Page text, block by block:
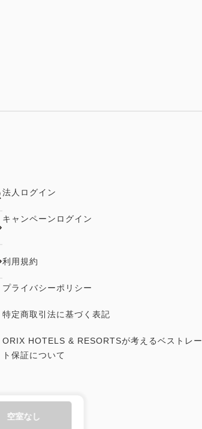
空室なし
法人ログイン
キャンペーンログイン
利用規約
プライバシーポリシー
特定商取引法に基づく表記
ORIX HOTELS & RESORTSが考えるベストレー
ト保証について